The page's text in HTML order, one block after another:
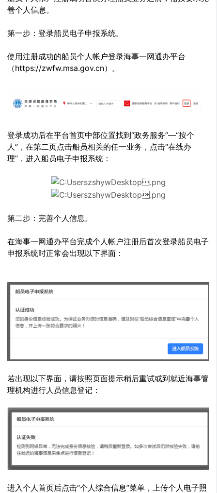
善个人信息。
第一步：登录船员电子申报系统。
使用注册成功的船员个人帐户登录海事一网通办平台
（https://zwfw.msa.gov.cn）。
登录成功后在平台首页中部位置找到“政务服务”—“按个
人”，在第二页点击船员相关的任一业务，点击“在线办
理”，进入船员电子申报系统：
第二步：完善个人信息。
在海事一网通办平台完成个人帐户注册后首次登录船员电子
申报系统时正常会出现以下界面：
若出现以下界面，请按照页面提示稍后重试或到就近海事管
理机构进行人员信息登记：
进入个人首页后点击“个人综合信息”菜单，上传个人电子照